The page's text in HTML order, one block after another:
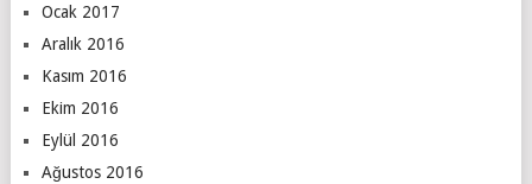
Ocak 2017
Aralık 2016
Kasım 2016
Ekim 2016
Eylül 2016
Ağustos 2016